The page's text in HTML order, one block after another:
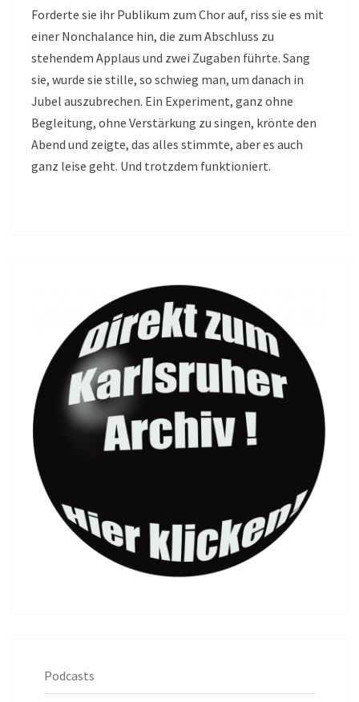
Forderte sie ihr Publikum zum Chor auf, riss sie es mit
einer Nonchalance hin, die zum Abschluss zu
stehendem Applaus und zwei Zugaben führte. Sang
sie, wurde sie stille, so schwieg man, um danach in
Jubel auszubrechen. Ein Experiment, ganz ohne
Begleitung, ohne Verstärkung zu singen, krönte den
Abend und zeigte, das alles stimmte, aber es auch
ganz leise geht. Und trotzdem funktioniert.
Podcasts